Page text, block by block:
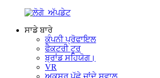
ਸਾਡੇ ਬਾਰੇ
ਕੰਪਨੀ ਪ੍ਰੋਫਾਇਲ
ਫੈਕਟਰੀ ਟੂਰ
ਬ੍ਰਾਂਡ ਸਹਿਯੋਗ।
VR
ਅਕਸਰ ਪੁੱਛੇ ਜਾਂਦੇ ਸਵਾਲ